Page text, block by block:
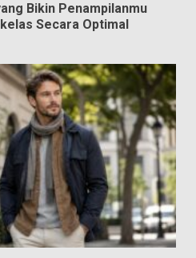
Bikin Penampilanmu
Secara Optimal